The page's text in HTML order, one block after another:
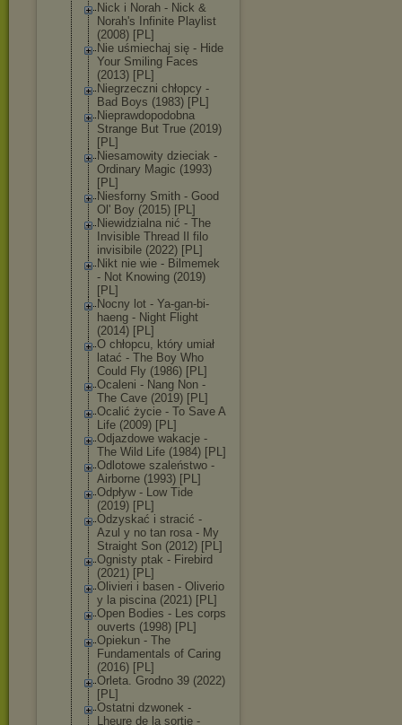
Nick i Norah - Nick &
Norah's Infinite Playlist
(2008) [PL]
Nie uśmiechaj się - Hide
Your Smiling Faces
(2013) [PL]
Niegrzeczni chłopcy -
Bad Boys (1983) [PL]
Nieprawdopodobna
Strange But True (2019)
[PL]
Niesamowity dzieciak -
Ordinary Magic (1993)
[PL]
Niesforny Smith - Good
Ol' Boy (2015) [PL]
Niewidzialna nić - The
Invisible Thread Il filo
invisibile (2022) [PL]
Nikt nie wie - Bilmemek
- Not Knowing (2019)
[PL]
Nocny lot - Ya-gan-bi-
haeng - Night Flight
(2014) [PL]
O chłopcu, który umiał
latać - The Boy Who
Could Fly (1986) [PL]
Ocaleni - Nang Non -
The Cave (2019) [PL]
Ocalić życie - To Save A
Life (2009) [PL]
Odjazdowe wakacje -
The Wild Life (1984) [PL]
Odlotowe szaleństwo -
Airborne (1993) [PL]
Odpływ - Low Tide
(2019) [PL]
Odzyskać i stracić -
Azul y no tan rosa - My
Straight Son (2012) [PL]
Ognisty ptak - Firebird
(2021) [PL]
Olivieri i basen - Oliverio
y la piscina (2021) [PL]
Open Bodies - Les corps
ouverts (1998) [PL]
Opiekun - The
Fundamentals of Caring
(2016) [PL]
Orleta. Grodno 39 (2022)
[PL]
Ostatni dzwonek -
Lheure de la sortie -